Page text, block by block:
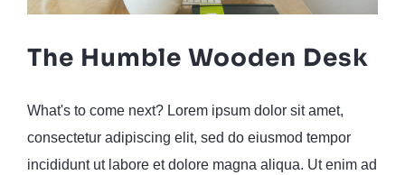
The Humble Wooden Desk
What's to come next? Lorem ipsum dolor sit amet,
consectetur adipiscing elit, sed do eiusmod tempor
incididunt ut labore et dolore magna aliqua. Ut enim ad